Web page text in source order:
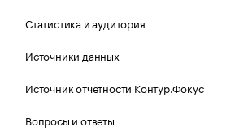
Статистика и аудитория
Источники данных
Источник отчетности Контур.Фокус
Вопросы и ответы